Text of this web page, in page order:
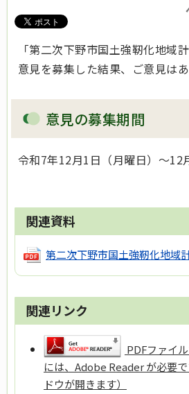
「第二次下野市国土強靭化地域
意見を募集した結果、ご意見は
意見の募集期間
令和7年12月1日（月曜日）～12
関連資料
第二次下野市国土強靭化地域計
関連リンク
PDFファイ
には、Adobe Reader が必要
ドウが開きます）